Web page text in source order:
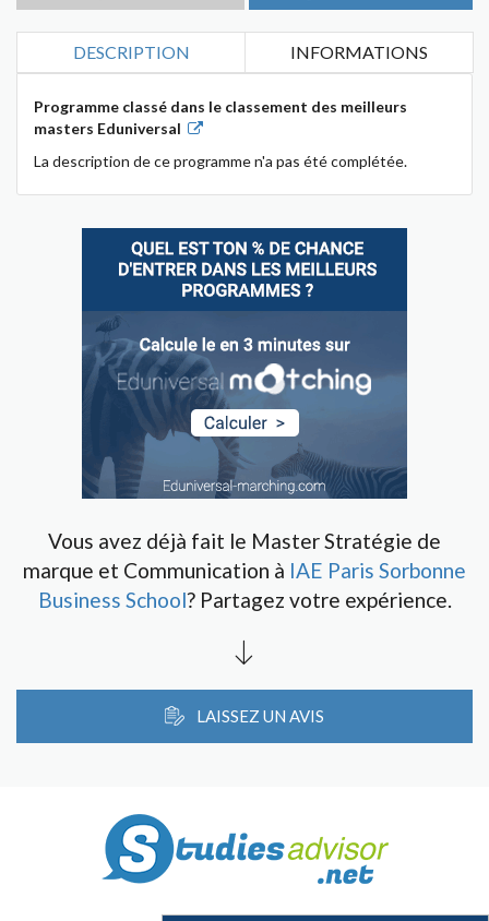
DESCRIPTION INFORMATIONS
Programme classé dans le classement des meilleurs
masters Eduniversal
La description de ce programme n'a pas été complétée.
Vous avez déjà fait le Master Stratégie de
marque et Communication à IAE Paris Sorbonne
Business School? Partagez votre expérience.
LAISSEZ UN AVIS